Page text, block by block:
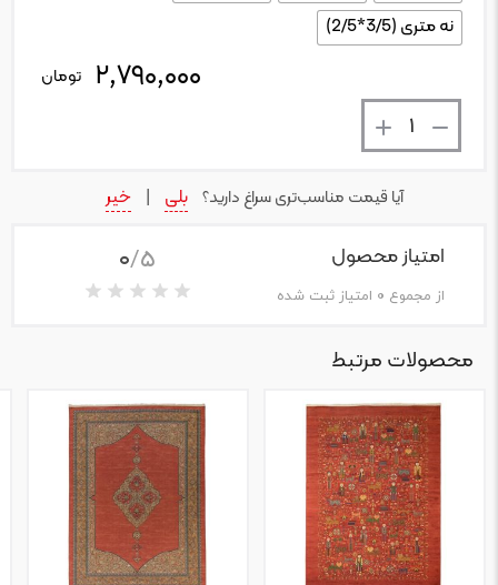
نه متری (3/5*2/5)
۲,۷۹۰,۰۰۰ تومان
آیا قیمت مناسب‌تری سراغ دارید؟ بلی خیر
امتیاز محصول
از مجموع 0 امتیاز ثبت شده
0/5
محصولات مرتبط